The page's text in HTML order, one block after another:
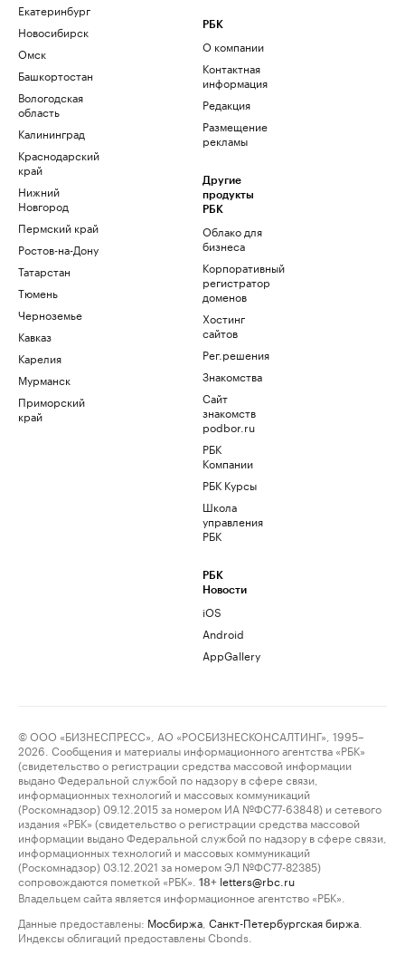
Екатеринбург
Новосибирск
Омск
Башкортостан
Вологодская
область
Калининград
Краснодарский
край
Нижний
Новгород
Пермский край
Ростов-на-Дону
Татарстан
Тюмень
Черноземье
Кавказ
Карелия
Мурманск
Приморский
край
РБК
О компании
Контактная
информация
Редакция
Размещение
рекламы
Другие
продукты
РБК
Облако для
бизнеса
Корпоративный
регистратор
доменов
Хостинг
сайтов
Рег.решения
Знакомства
Сайт
знакомств
podbor.ru
РБК
Компании
РБК Курсы
Школа
управления
РБК
РБК
Новости
iOS
Android
AppGallery
© ООО «БИЗНЕСПРЕСС», АО «РОСБИЗНЕСКОНСАЛТИНГ», 1995–
2026. Сообщения и материалы информационного агентства «РБК»
(свидетельство о регистрации средства массовой информации
выдано Федеральной службой по надзору в сфере связи,
информационных технологий и массовых коммуникаций
(Роскомнадзор) 09.12.2015 за номером ИА №ФС77-63848) и сетевого
издания «РБК» (свидетельство о регистрации средства массовой
информации выдано Федеральной службой по надзору в сфере связи,
информационных технологий и массовых коммуникаций
(Роскомнадзор) 03.12.2021 за номером ЭЛ №ФС77-82385)
сопровождаются пометкой «РБК».
18+ letters@rbc.ru
Владельцем сайта является информационное агентство «РБК».
Данные предоставлены: Мосбиржа Санкт-Петербургская биржа
Индексы облигаций предоставлены Cbonds.